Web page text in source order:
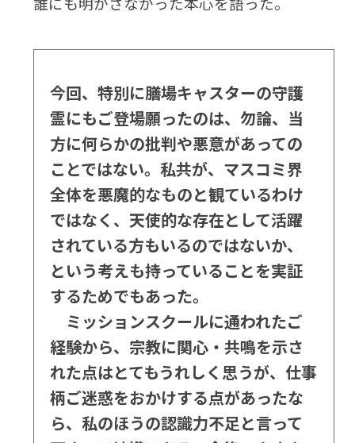
今回、特別に膳場キャスターの守護
霊にもご登場願ったのは、勿論、当
方に何らかの批判や悪意があっての
ことではない。私共が、マスコミ界
全体を悪魔的なものと観ているわけ
ではなく、天使的な存在として活躍
されている方もいるのではないか、
という考えも持っていることを実証
するためでもあった。
ミッションスクールに通われたご
経験から、宗教に関心・共鳴を示さ
れた点はとてもうれしく思うが、仕事
柄ご迷惑をおかけする点があったな
ら、私のほうの認識力不足と言って